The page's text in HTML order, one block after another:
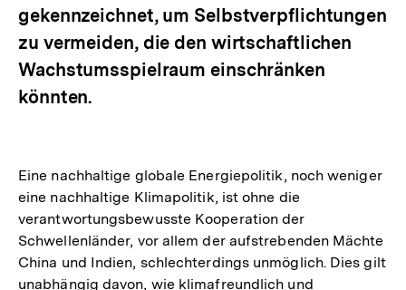
gekennzeichnet, um Selbstverpflichtungen
zu vermeiden, die den wirtschaftlichen
Wachstumsspielraum einschränken
könnten.
Eine nachhaltige globale Energiepolitik, noch weniger
eine nachhaltige Klimapolitik, ist ohne die
verantwortungsbewusste Kooperation der
Schwellenländer, vor allem der aufstrebenden Mächte
China und Indien, schlechterdings unmöglich. Dies gilt
unabhängig davon, wie klimafreundlich und